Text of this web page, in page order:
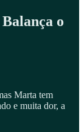
o
Marta tem
e muita dor, a